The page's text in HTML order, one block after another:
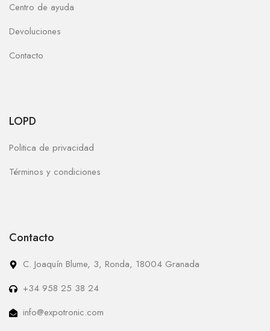
Centro de ayuda
Devoluciones
Contacto
LOPD
Politica de privacidad
Términos y condiciones
Contacto
C. Joaquín Blume, 3, Ronda, 18004 Granada
+34 958 25 38 24
info@expotronic.com